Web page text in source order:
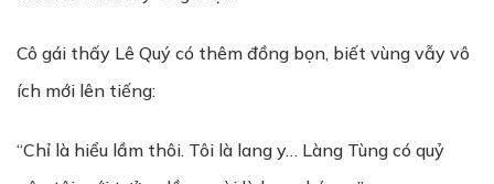
Cô gái thấy Lê Quý có thêm đồng bọn, biết vùng vẫy vô
ích mới lên tiếng:
“Chỉ là hiểu lầm thôi. Tôi là lang y… Làng Tùng có quỷ